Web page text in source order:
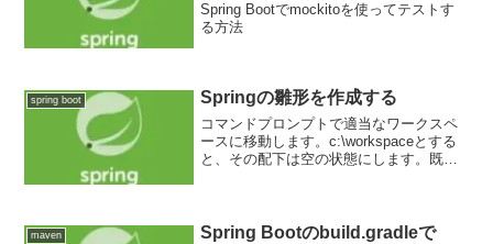
Spring Bootでmockitoを使ってテストす
る方法
spring boot Springの雛形を作成する
コマンドプロンプトで適当なワークスペ
ースに移動します。c:\workspaceとする
と、その配下は空の状態にします。既に
不要です...
maven
Spring Bootのbuild.gradleで